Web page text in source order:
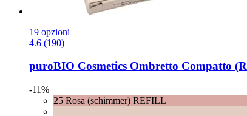
19 opzioni
4.6 (190)
puroBIO Cosmetics Ombretto Compatto
-11%
25 Rosa (schimmer) REFILL